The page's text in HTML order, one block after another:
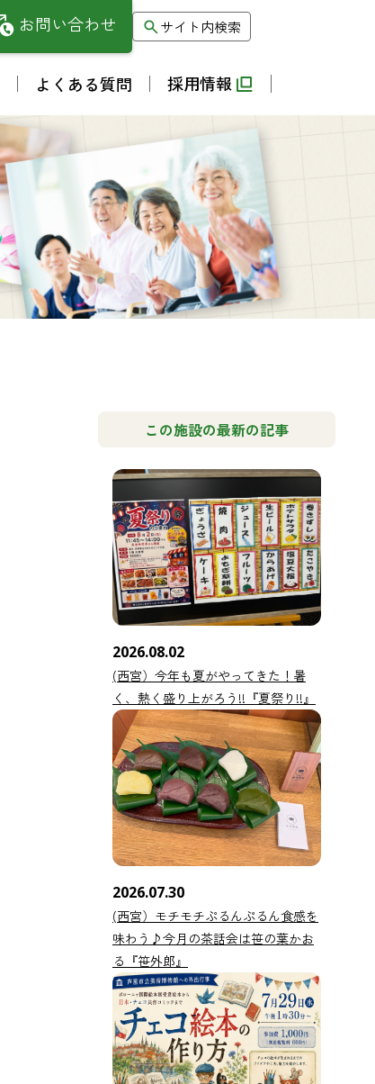
お問い合わせ サイト内検索
よくある質問 採用情報
この施設の最新の記事
2026.08.02
(西宮）今年も夏がやってきた！暑
く、熱く盛り上がろう!!『夏祭り!!』
2026.07.30
(西宮）モチモチぷるんぷるん食感を
味わう♪今月の茶話会は笹の葉かお
る『笹外郎』